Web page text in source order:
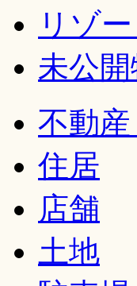
リゾ
未公
不動
住居
店舗
土地